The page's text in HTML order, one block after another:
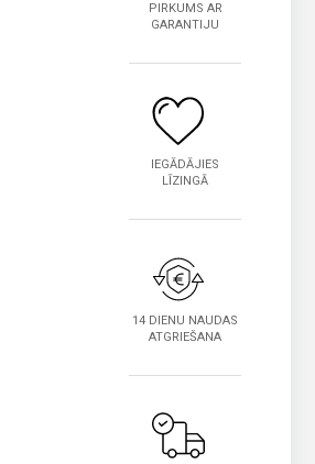
PIRKUMS AR
GARANTIJU
IEGĀDĀJIES
LĪZINGĀ
14 DIENU NAUDAS
ATGRIEŠANA